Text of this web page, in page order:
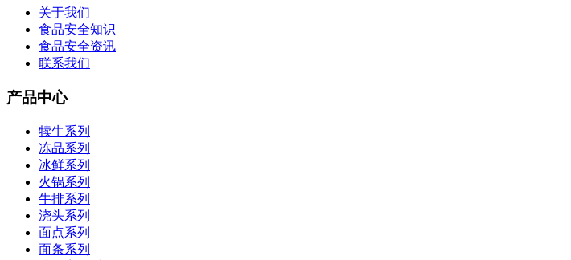
关于我们
食品安全知识
食品安全资讯
联系我们
产品中心
犊牛系列
冻品系列
冰鲜系列
火锅系列
牛排系列
浇头系列
面点系列
面条系列